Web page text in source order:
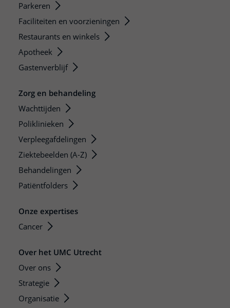
Parkeren
Faciliteiten en voorzieningen
Restaurants en winkels
Apotheek
Gastenverblijf
Zorg en behandeling
Wachttijden
Poliklinieken
Verpleegafdelingen
Ziektebeelden (A-Z)
Behandelingen
Patiëntfolders
Onze expertises
Cancer
Over het UMC Utrecht
Over ons
Strategie
Organisatie